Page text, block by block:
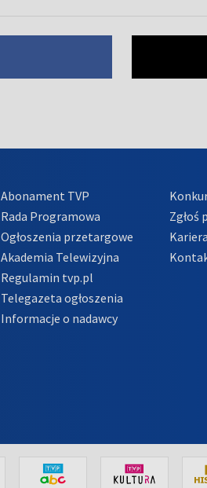
Abonament TVP
Rada Programowa
Ogłoszenia przetargowe
Akademia Telewizyjna
Regulamin tvp.pl
Telegazeta ogłoszenia
Informacje o nadawcy
Zgłoś